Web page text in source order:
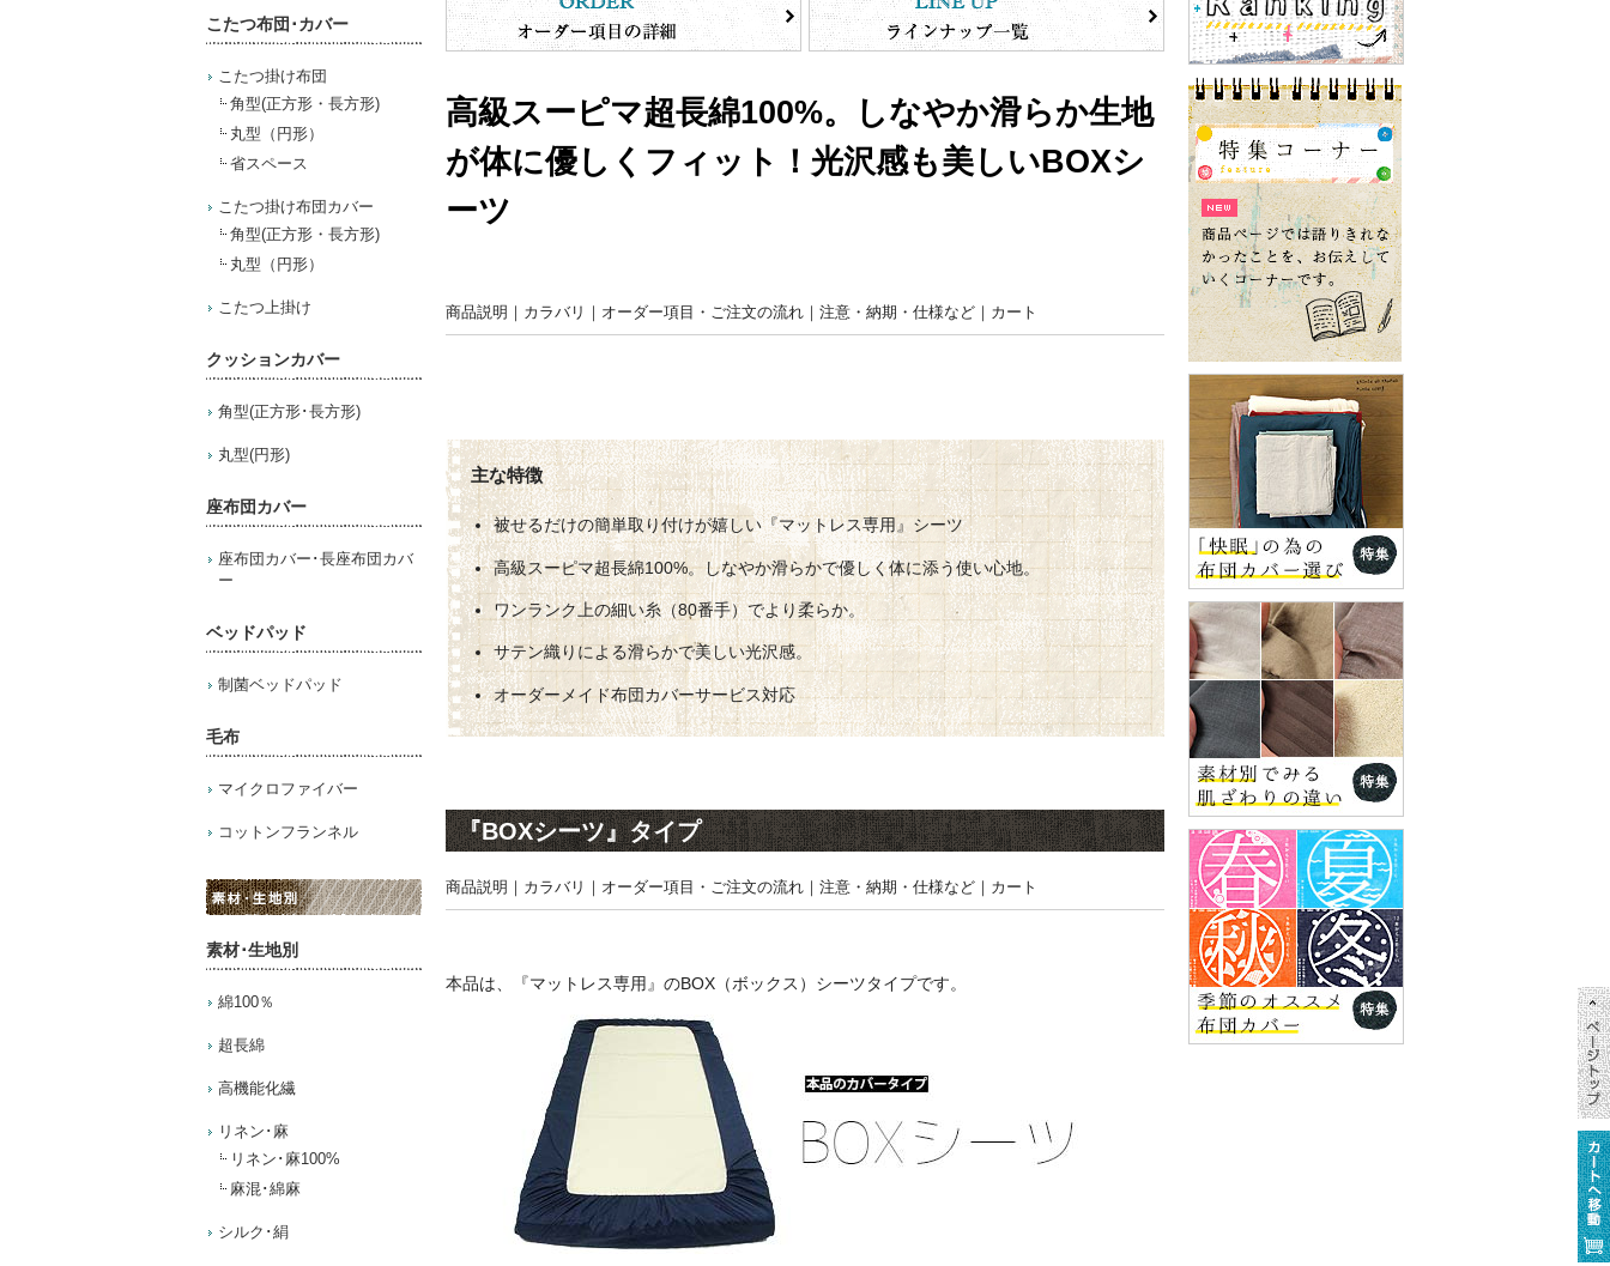
こたつ布団･カバー
こたつ掛け布団
角型(正方形・長方形)
丸型（円形）
省スペース
こたつ掛け布団カバー
角型(正方形・長方形)
丸型（円形）
こたつ上掛け
クッションカバー
角型(正方形･長方形)
丸型(円形)
座布団カバー
座布団カバー･長座布団カバ
ー
ベッドパッド
制菌ベッドパッド
毛布
マイクロファイバー
コットンフランネル
素材･生地別
綿100％
超長綿
高機能化繊
リネン･麻
リネン･麻100%
麻混･綿麻
シルク･絹
高級スーピマ超長綿100%。しなやか滑らか生地
が体に優しくフィット！光沢感も美しいBOXシ
ーツ
商品説明 ｜ カラバリ ｜ オーダー項目・ご注文の流れ ｜ 注意・納期・仕様など ｜ カート
被せるだけの簡単取り付けが嬉しい『マットレス専用』シーツ
高級スーピマ超長綿100%。しなやか滑らかで優しく体に添う使い心地。
ワンランク上の細い糸（80番手）でより柔らか。
サテン織りによる滑らかで美しい光沢感。
オーダーメイド布団カバーサービス対応
『BOXシーツ』タイプ
商品説明 ｜ カラバリ ｜ オーダー項目・ご注文の流れ ｜ 注意・納期・仕様など ｜ カート
本品は、『マットレス専用』のBOX（ボックス）シーツタイプです。